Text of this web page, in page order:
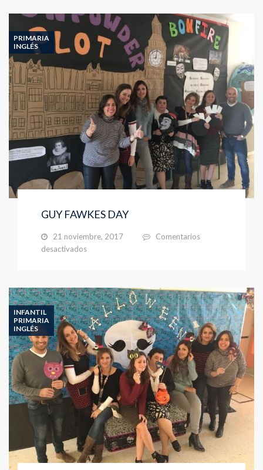
PRIMARIA
INGLÉS
GUY FAWKES DAY
21 noviembre, 2017
Comentarios
desactivados
INFANTIL
PRIMARIA
INGLÉS